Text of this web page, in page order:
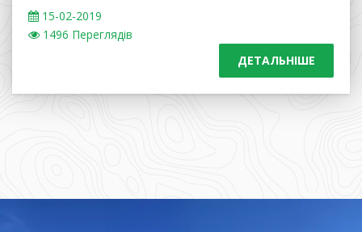
15-02-2019
1496 Переглядів
ДЕТАЛЬНІШЕ